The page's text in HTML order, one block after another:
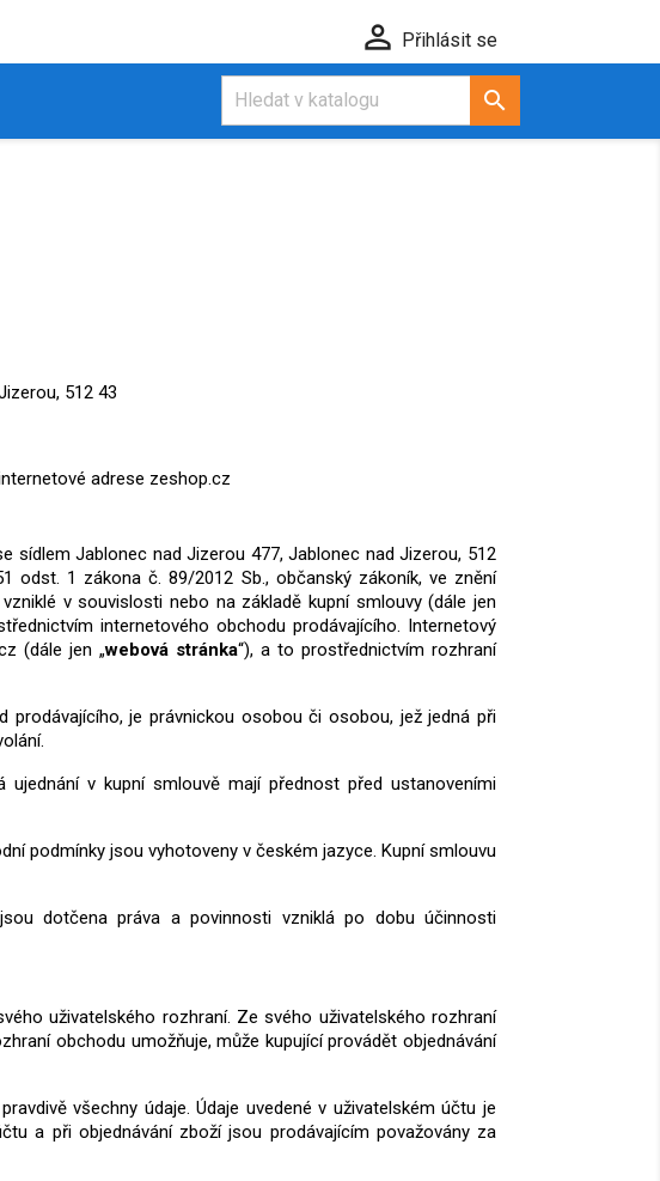
 Přihlásit se

512 43
adrese zeshop.cz
sídlem Jablonec nad Jizerou 477, Jablonec nad Jizerou, 512
odst. 1 zákona č. 89/2012 Sb., občanský zákoník, ve znění
v souvislosti nebo na základě kupní smlouvy (dále jen
internetového obchodu prodávajícího. Internetový
(dále jen „webová stránka“), a to prostřednictvím rozhraní
prodávajícího, je právnickou osobou či osobou, jež jedná při
v kupní smlouvě mají přednost před ustanoveními
podmínky jsou vyhotoveny v českém jazyce. Kupní smlouvu
dotčena práva a povinnosti vzniklá po dobu účinnosti
uživatelského rozhraní. Ze svého uživatelského rozhraní
obchodu umožňuje, může kupující provádět objednávání
všechny údaje. Údaje uvedené v uživatelském účtu je
a při objednávání zboží jsou prodávajícím považovány za